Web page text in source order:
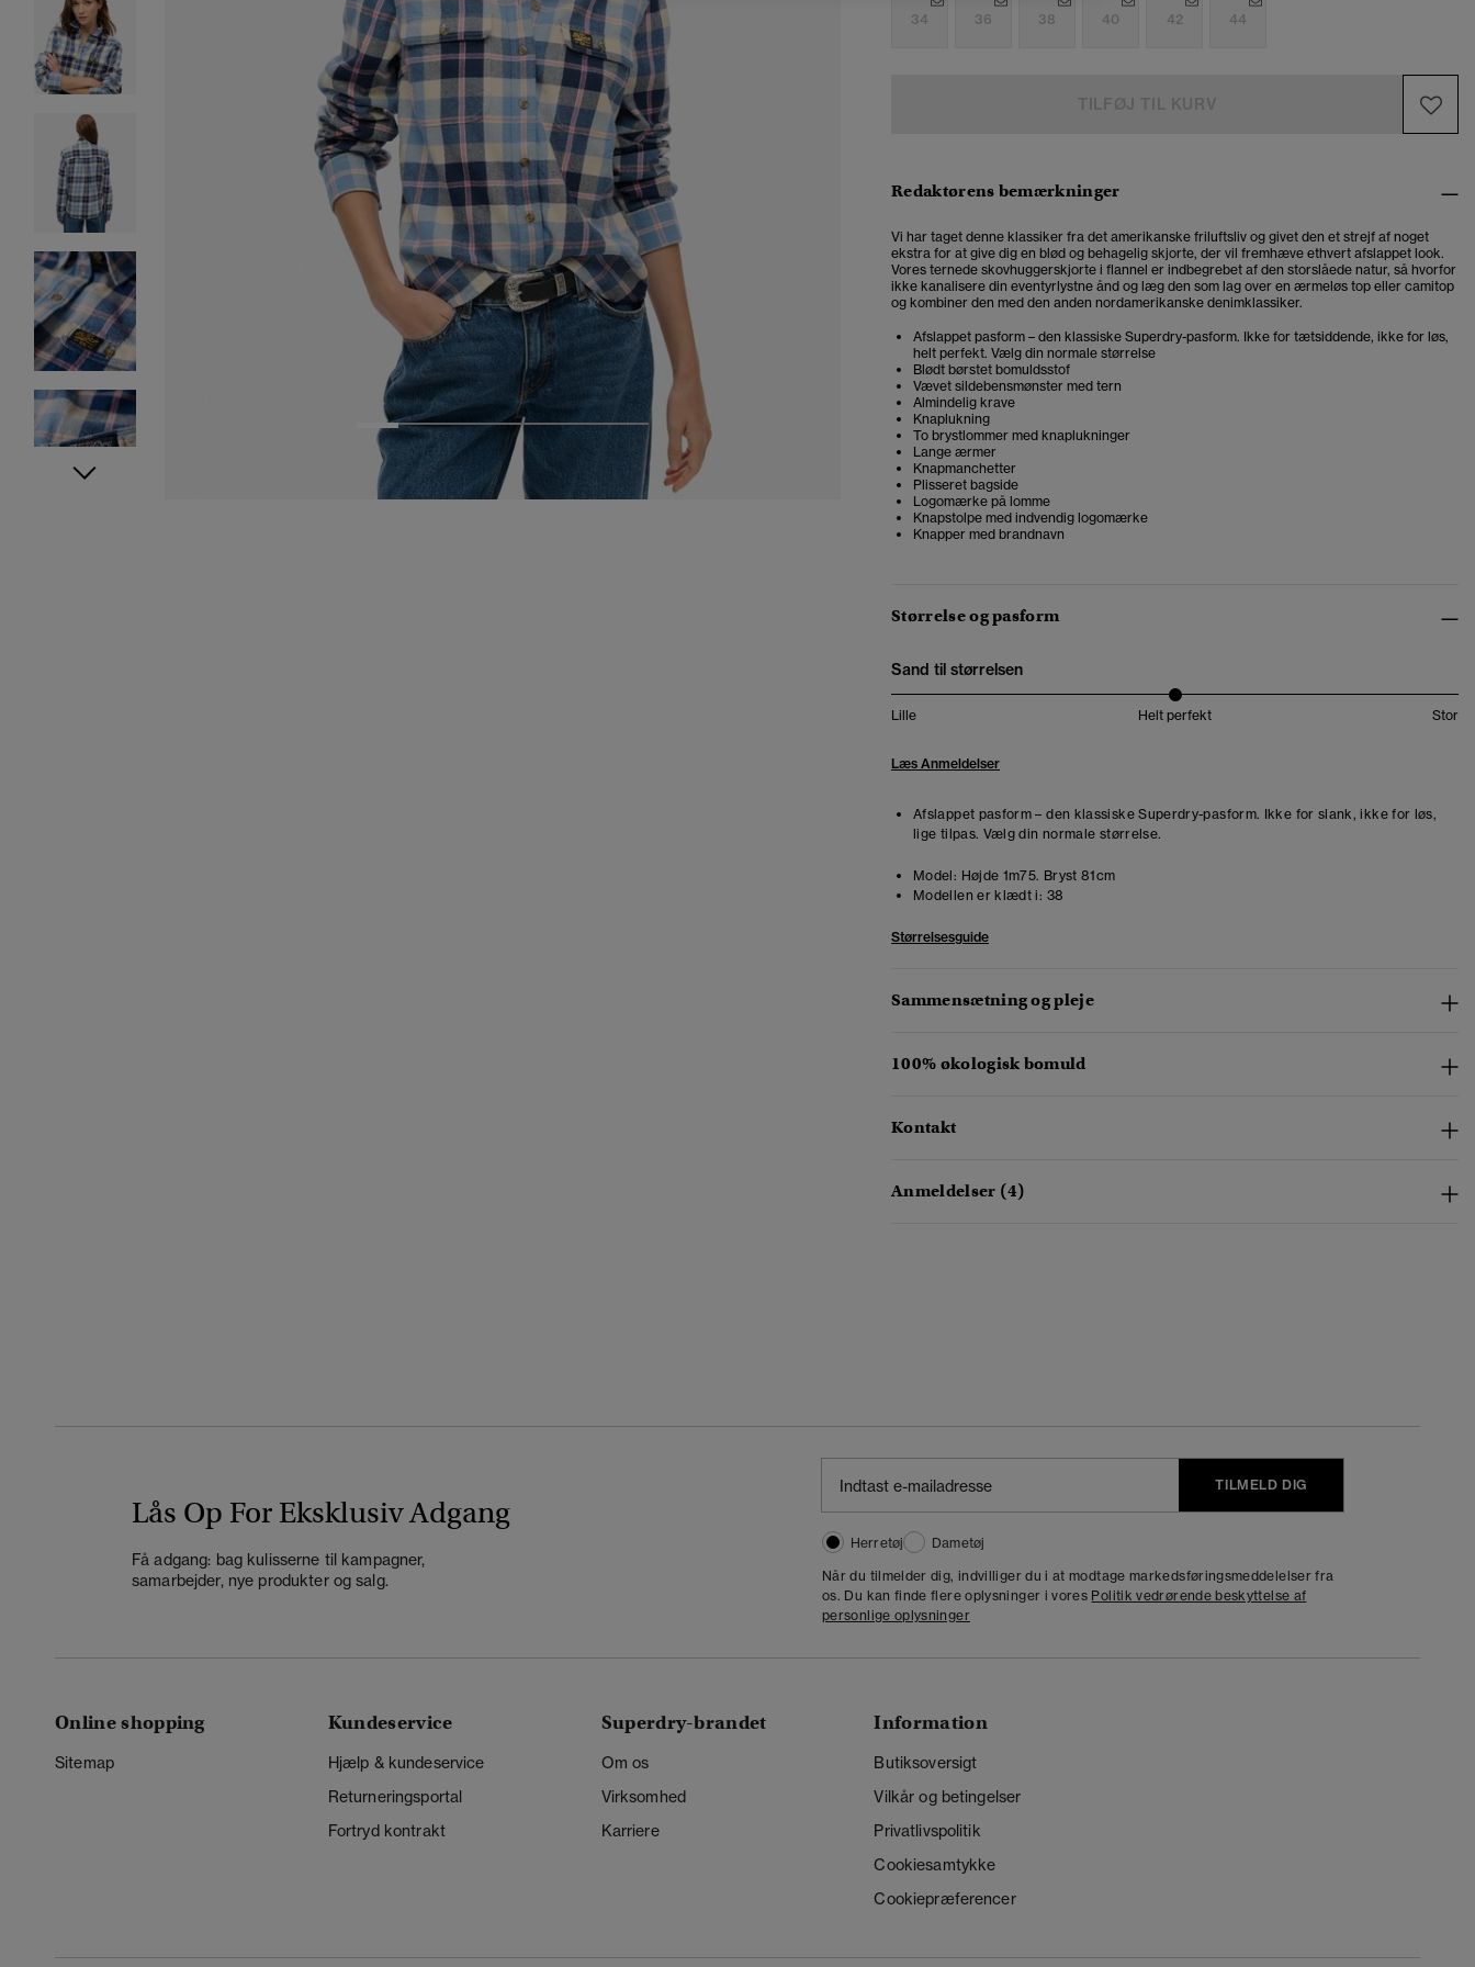
1 2
34 36 38 40 42 44
Redaktørens bemærkninger
Vi har taget denne klassiker fra det amerikanske friluftsliv og givet den et strejf af noget
ekstra for at give dig en blød og behagelig skjorte, der vil fremhæve ethvert afslappet look.
Vores ternede skovhuggerskjorte i flannel er indbegrebet af den storslåede natur, så hvorfor
ikke kanalisere din eventyrlystne ånd og læg den som lag over en ærmeløs top eller camitop
og kombiner den med den anden nordamerikanske denimklassiker.
Afslappet pasform – den klassiske Superdry-pasform. Ikke for tætsiddende, ikke for løs,
helt perfekt. Vælg din normale størrelse
Blødt børstet bomuldsstof
Vævet sildebensmønster med tern
Almindelig krave
Knaplukning
To brystlommer med knaplukninger
Lange ærmer
Knapmanchetter
Plisseret bagside
Logomærke på lomme
Knapstolpe med indvendig logomærke
Knapper med brandnavn
Størrelse og pasform
Sand til størrelsen
Lille Helt perfekt Stor
Læs Anmeldelser
Afslappet pasform – den klassiske Superdry-pasform. Ikke for slank, ikke for løs,
lige tilpas. Vælg din normale størrelse.
Model: Højde 1m75. Bryst 81cm
Modellen er klædt i: 38
Størrelsesguide
Sammensætning og pleje
100% økologisk bomuld
Kontakt
Anmeldelser (4)
Lås Op For Eksklusiv Adgang
Få adgang: bag kulisserne til kampagner,
samarbejder, nye produkter og salg.
TILMELD DIG
Herretøj
Dametøj
Når du tilmelder dig, indvilliger du i at modtage markedsføringsmeddelelser fra
os. Du kan finde flere oplysninger i vores Politik vedrørende beskyttelse af
personlige oplysninger
Online shopping
Sitemap
Kundeservice
Hjælp & kundeservice
Returneringsportal
Fortryd kontrakt
Superdry-brandet
Om os
Virksomhed
Karriere
Information
Butiksoversigt
Vilkår og betingelser
Privatlivspolitik
Cookiesamtykke
Cookiepræferencer